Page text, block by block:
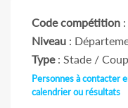
Code compétition
Niveau :
Type: Stade /
Personnes à contacter
calendrier ou résultats